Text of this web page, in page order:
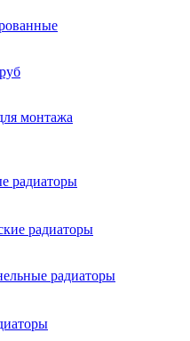
монтажа
радиаторы
радиаторы
радиаторы